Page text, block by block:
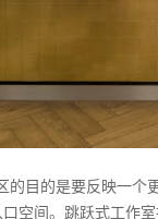
目的是要反映一个
口空间。跳跃式工作